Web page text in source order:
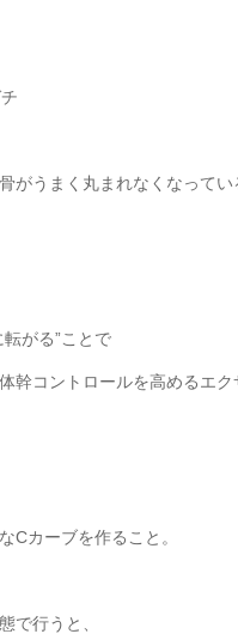
がうまく丸まれなくなってい
がる”ことで
幹コントロールを高めるエ
Cカーブを作ること。
で行うと、